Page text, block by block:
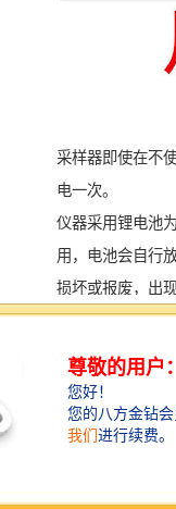
采样器即使在不
电一次。
仪器采用锂电池
用，电池会自行
损坏或报废，出